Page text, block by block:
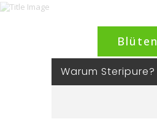
Blüten
Warum Steripure?